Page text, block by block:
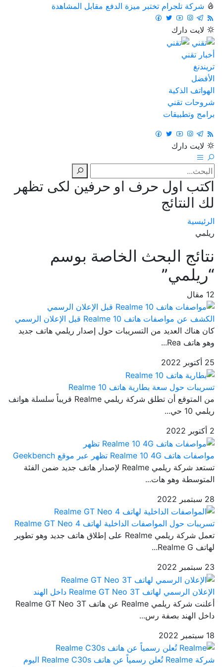
شركة تلجرام تختبر ميزة الدفع مقابل المشاهدة
لايت دارك
أخبار تقني
تريندنغ
الأفضل
الهواتف الذكية
شروحات تقني
برامج وتطبيقات
لايت دارك
اكتب اول حرف او حرفين لكى تظهر
لك النتائج
الرئيسية
ريلمي
نتائج البحث الخاصة بوسم
“ريلمي”
12 مقال
الكشف عن مواصفات هاتف Realme 10 قبل الإعلان الرسمي
كان هناك العديد من التسريبات حول إصدار ريلمي هاتف جديد
وهو هاتف Rea...
25 أكتوبر 2022
تسريبات حول سعة بطارية هاتف Realme 10
من المتوقع أن تطلق شركة ريلمي Realme قريباً سلسلة هواتف
ريلمي 10 حي...
2 أكتوبر 2022
مواصفات هاتف Realme 10 4G تظهر عبر موقع Geekbench
تستعد شركة ريلمي Realme لإصدار هاتف جديد ضمن الفئة
المتوسطة وهو هات...
28 سبتمبر 2022
تسريبات حول المواصفات الداخلية لهاتف Realme GT Neo 4
تعمل شركة ريلمي Realme على إطلاق هاتف جديد وهو تطوير
لهاتف Realme G...
23 سبتمبر 2022
الإعلان الرسمي لهاتف Realme GT Neo 3T داخل الهند
أعلنت شركة ريلمي Realme عن هاتف Realme GT Neo 3T
داخل الهند بصفة رس...
18 سبتمبر 2022
شركة Realme تُعلن رسمياً عن هاتف Realme C30s اليوم